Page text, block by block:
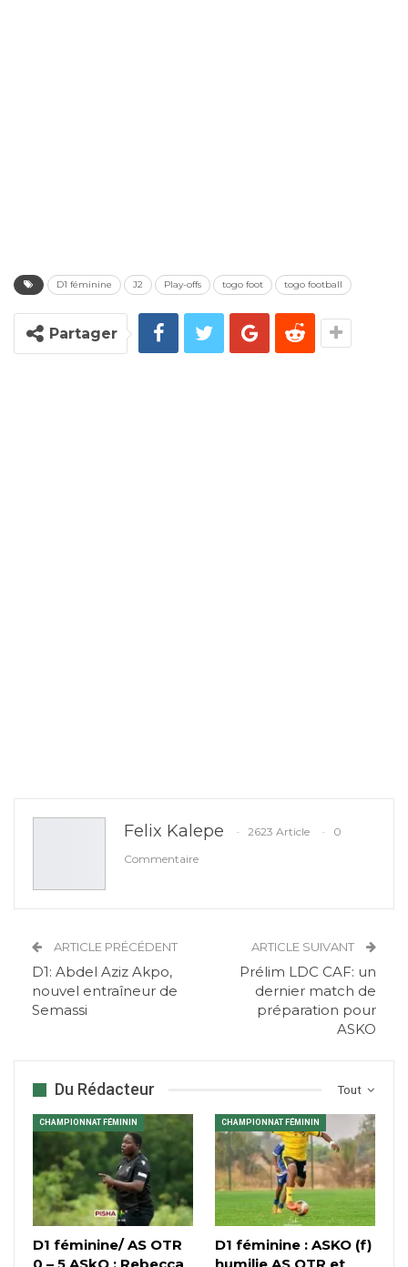
D1 féminine J2 Play-offs togo foot togo football
Partager
Felix Kalepe 2623 Article
0
Commentaire
ARTICLE PRÉCÉDENT
D1: Abdel Aziz Akpo,
nouvel entraîneur de
Semassi
ARTICLE SUIVANT
Prélim LDC CAF: un
dernier match de
préparation pour
ASKO
Tout
Du Rédacteur
CHAMPIONNAT FÉMININ
D1 féminine/ AS OTR
CHAMPIONNAT FÉMININ
D1 féminine : ASKO (f)